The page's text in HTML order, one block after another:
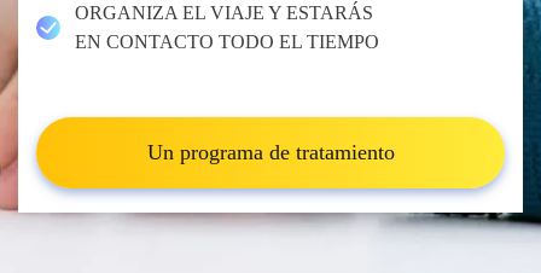
Ayurveda en Kerala, India
Tratamiento de la infertilidad
(FIV)
Clínicas de Letonia
Otros países
Urólogos y nefrólogos
ORGANIZA EL VIAJE Y ESTARÁS
EN CONTACTO TODO EL TIEMPO
Un programa de tratamiento